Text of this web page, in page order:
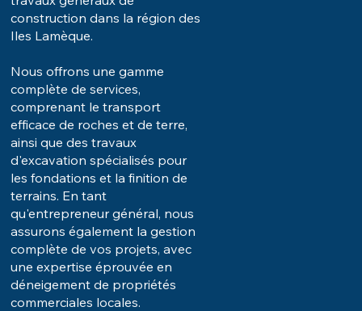
construction dans la région des
Iles Lamèque.
Nous offrons une gamme
complète de services,
comprenant le transport
efficace de roches et de terre,
ainsi que des travaux
d'excavation spécialisés pour
les fondations et la finition de
terrains. En tant
qu'entrepreneur général, nous
assurons également la gestion
complète de vos projets, avec
une expertise éprouvée en
déneigement de propriétés
commerciales locales.